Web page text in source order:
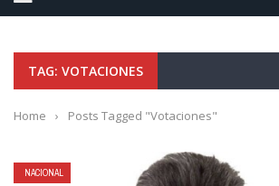
TAG: VOTACIONES
Home › Posts Tagged "Votaciones"
NACIONAL